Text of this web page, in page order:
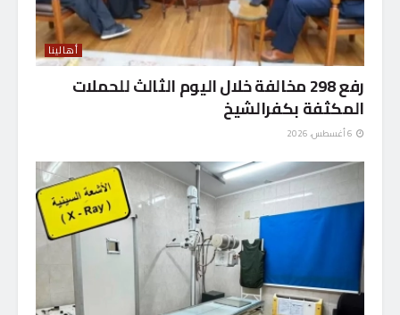
أهالينا
رفع 298 مخالفة خلال اليوم الثالث للحملات
المكثفة بكفرالشيخ